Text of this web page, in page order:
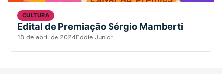
CULTURA
Edital de Premiação Sérgio Mamberti
18 de abril de 2024Eddie Junior